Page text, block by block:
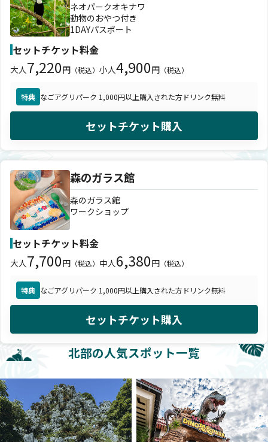
ネオパークオキナワ
動物のおやつ付き
1DAYパスポート
セットチケット料金
大人 7,220円 （税込） 小人4,900円 （税込）
特典 なごアグリパーク 1,000円以上購入された方ドリンク無料
セットチケット購入
森のガラス館
森のガラス館
ワークショップ
セットチケット料金
大人 7,700円 （税込） 中人 6,380円 （税込）
特典 なごアグリパーク 1,000円以上購入された方ドリンク無料
セットチケット購入
北部の人気スポット一覧